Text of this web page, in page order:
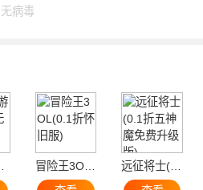
无病毒
冒险王3OL(0.1折怀旧服)